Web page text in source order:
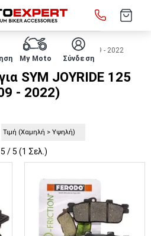
My Moto Σύνδεση
JOYRIDE 125 2009 - 2022
SYM JOYRIDE 125
- 2022)
/ 5 (1 Σελ.)